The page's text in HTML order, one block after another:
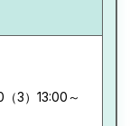
3）13:00～